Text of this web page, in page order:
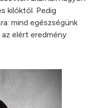
kilóktól. Pedig
mind egészségünk
elért eredmény